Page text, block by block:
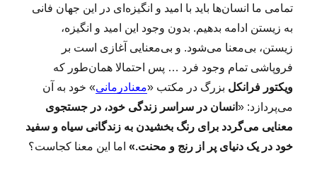
تمامی ما انسان‌ها باید با امید و انگیزه‌ای در این جهان فانی
به زیستن ادامه بدهیم. بدون وجود این امید و انگیزه،
زیستن، بی‌معنا می‌شود. و بی‌معنایی آغازی است بر
فروپاشی تمام وجود فرد … پس احتمالا همان‌طور که
ویکتور فرانکل بزرگ در مکتب «معنادرمانی» خود به آن
می‌پردازد: « انسان در سراسر زندگی خود، در جستجوی
معنایی می‌گردد برای رنگ بخشیدن به زندگانی سیاه و سفید
خود در یک دنیای پر از رنج و محنت.» اما این معنا کجاست؟